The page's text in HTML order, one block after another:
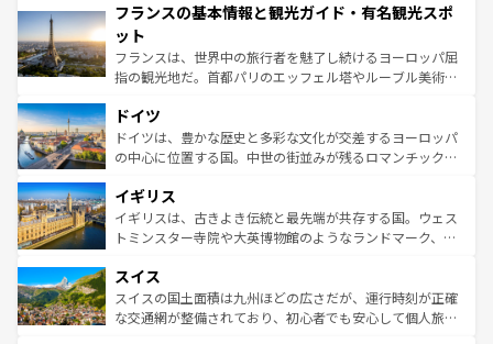
ませてくれるイタリアで、忘れられない旅をしてみよう！
なお、新着のイタリア情報は
しい。
文化が根付くこの国では、情熱的なフラメンコ、熱気あふ
れる闘牛、そして美味しいタパスが生活の一部となってい
る。首都マドリードの洗練された雰囲気や、バルセロナの
アートに溢れた街角から、地方では古代ローマ遺跡や中世
せる。地方によって風土や気候が異なるスペインはその個
性で訪れる人を魅了する。 なお、新着のスペイン情報は コ
ンテンツ一覧を参照してほしい。
フランスの基本情報と観光ガイド・有名観光スポ
ット
フランスは、世界中の旅行者を魅了し続けるヨーロッパ屈
指の観光地だ。首都パリのエッフェル塔やルーブル美術館
で、幅広い魅力が詰まっている。華麗な宮殿、歴史的な大
聖堂、美しいビーチ、そして豊かな自然が、訪れる者を心
から魅了する。また、フランスは美食の国としても知ら
いる。シャンパンの発祥地であるランス、プロヴァンスの
香り高いラベンダー畑など、多彩な楽しみ方が可能だ。さ
らに、パリ以外の地域にも魅力が溢れており、どの街角に
れる地方に足を運ぶとそれぞれで全く異なる文化を体験で
きるだろう。 なお、新着のフランス情報はコンテンツ一覧
を参照してほしい。
ドイツ
ドイツは、豊かな歴史と多彩な文化が交差するヨーロッパ
の中心に位置する国。中世の街並みが残るロマンチック街
顔を持つこの国は、どこを歩いても飽きることがない。ベ
ルリンの文化的活気、バイエルン州のアルプスの絶景、そ
してライン川沿いのワイン畑といった風景は必見。ビール
は、お酒好きな人にはぜひ体験してほしい。 なお、新着の
ドイツ情報はコンテンツ一覧を参照してほしい。
イギリス
イギリスは、古きよき伝統と最先端が共存する国。ウェス
トミンスター寺院や大英博物館のようなランドマーク、歴
リアごとに異なる魅力がある。また、優雅なアフタヌーン
ティー、ビール好きにはたまらない英国パブ、サッカー観
戦など、本場だからこそできる体験も豊富。イギリスを旅
スイス
スイスの国土面積は九州ほどの広さだが、運行時刻が正確
な交通網が整備されており、初心者でも安心して個人旅行